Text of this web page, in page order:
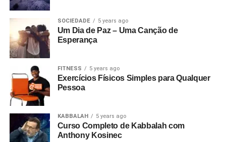
SOCIEDADE 5 years ago
Um Dia de Paz – Uma Canção de
Esperança
FITNESS 5 years ago
Exercícios Físicos Simples para Qualquer
Pessoa
KABBALAH 5 years ago
Curso Completo de Kabbalah com
Anthony Kosinec